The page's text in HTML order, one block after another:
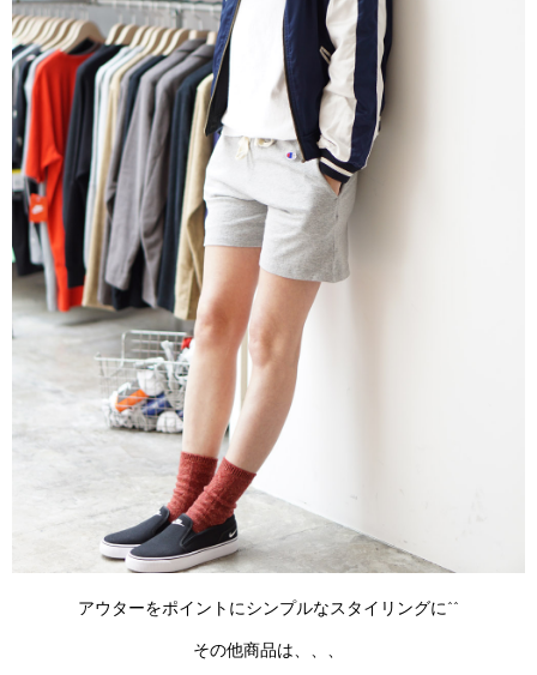
アウターをポイントにシンプルなスタイリングに^^
その他商品は、、、